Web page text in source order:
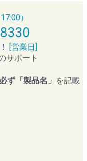
）
[営業日]
サポート
必ず「製品名」 を記載